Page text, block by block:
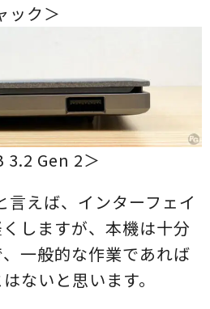
ック＞
3.2 Gen 2＞
言えば、インターフェイ
しますが、本機は十分
一般的な作業であれば
ないと思います。